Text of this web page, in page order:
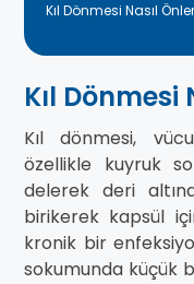
Kıl Dönmesi Nasıl
Kıl Dönmesi
Kıl dönmesi,
özellikle kuyruk
delerek deri
birikerek kapsül
kronik bir
sokumunda küçük